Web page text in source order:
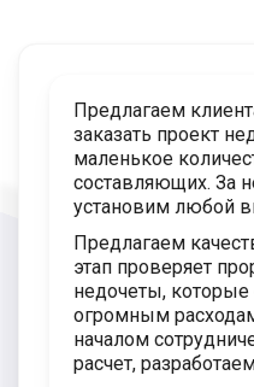
Предлагаем
заказать проект
маленькое
составляющих. За
установим любой
Предлагаем
этап проверяет
недочеты,
огромным
началом
расчет,